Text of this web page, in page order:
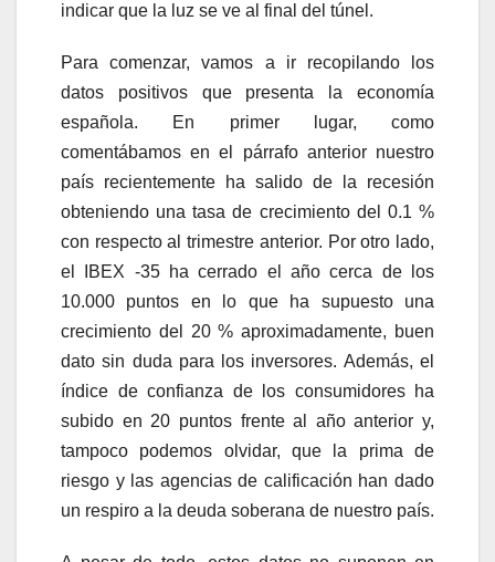
indicar que la luz se ve al final del túnel.
Para comenzar, vamos a ir recopilando los
datos positivos que presenta la economía
española. En primer lugar, como
comentábamos en el párrafo anterior nuestro
país recientemente ha salido de la recesión
obteniendo una tasa de crecimiento del 0.1 %
con respecto al trimestre anterior. Por otro lado,
el IBEX -35 ha cerrado el año cerca de los
10.000 puntos en lo que ha supuesto una
crecimiento del 20 % aproximadamente, buen
dato sin duda para los inversores. Además, el
índice de confianza de los consumidores ha
subido en 20 puntos frente al año anterior y,
tampoco podemos olvidar, que la prima de
riesgo y las agencias de calificación han dado
un respiro a la deuda soberana de nuestro país.